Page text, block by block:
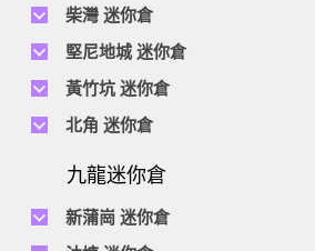
電話 :2111 1062
地址 : 柴灣新業街5號王子工業大廈4樓
地址 : 柴灣新業街11號森龍工業大廈7
柴灣 迷你倉
電話 :2194 0038
地址 : 柴灣祥利街7號萬峰工業大廈6樓
地址 : 柴灣利眾街20號柴灣中心工業
堅尼地城 迷你倉
電話 : 2623 0280
地址 : 堅尼地城士美菲路12P號祥興工
黃竹坑 迷你倉
電話 :2680 9691
地址 : 黃竹坑道18號瑞琪工業大廈14樓
電話 :2116 8113
地址 : 香港黃竹坑道56-60號怡華工業
北角 迷你倉
地址 : 香港屈臣道4-6號海景大廈B座
九龍迷你倉
新蒲崗 迷你倉
電話 :2111 0509